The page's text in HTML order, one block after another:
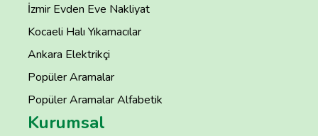
İzmir Evden Eve Nakliyat
Kocaeli Halı Yıkamacılar
Ankara Elektrikçi
Popüler Aramalar
Popüler Aramalar Alfabetik
Kurumsal